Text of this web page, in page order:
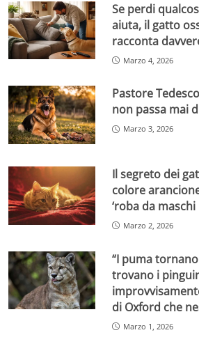
Se perdi
aiuta, il gatto
racconta
Marzo 4, 2026
Pastore
non passa mai
Marzo 3, 2026
Il segreto dei
colore
‘roba da maschi
Marzo 2, 2026
“I puma
trovano i
di Oxford che
Marzo 1, 2026